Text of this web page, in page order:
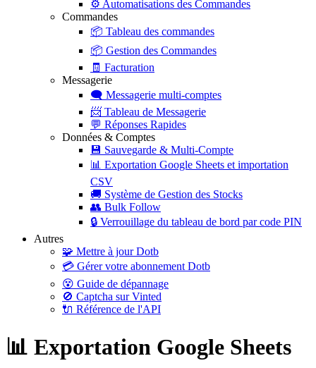
⚙️ Automatisations des Commandes
Commandes
📦 Tableau des commandes
📦 Gestion des Commandes
🧾 Facturation
Messagerie
🗨️ Messagerie multi-comptes
📨 Tableau de Messagerie
💬 Réponses Rapides
Données & Comptes
💾 Sauvegarde & Multi-Compte
📊 Exportation Google Sheets et importation
CSV
🚚 Système de Gestion des Stocks
👥 Bulk Follow
🔒 Verrouillage du tableau de bord par code PIN
Autres
🧩 Mettre à jour Dotb
💳 Gérer votre abonnement Dotb
😵 Guide de dépannage
🚫 Captcha sur Vinted
🔌 Référence de l'API
📊 Exportation Google Sheets